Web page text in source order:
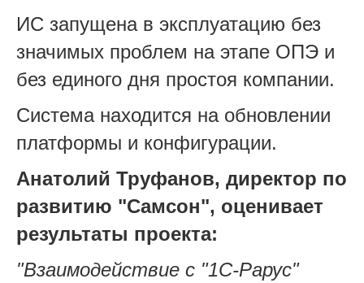
ИС запущена в эксплуатацию без
значимых проблем на этапе ОПЭ и
без единого дня простоя компании.
Система находится на обновлении
платформы и конфигурации.
Анатолий Труфанов, директор по
развитию "Самсон", оценивает
результаты проекта:
"Взаимодействие с "1С-Рарус"